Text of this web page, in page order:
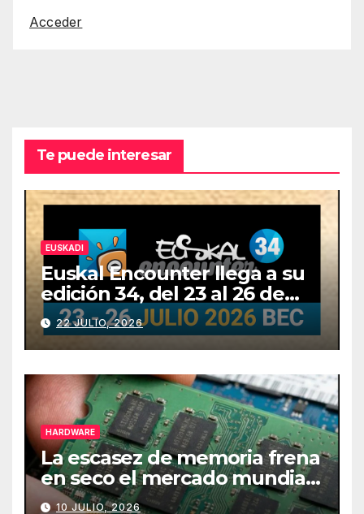
Acceder
Te puede interesar
EUSKADI
Euskal Encounter llega a su
edición 34, del 23 al 26 de
julio
22 JULIO, 2026
HARDWARE
La escasez de memoria frena
en seco el mercado mundial
de PCs
10 JULIO, 2026